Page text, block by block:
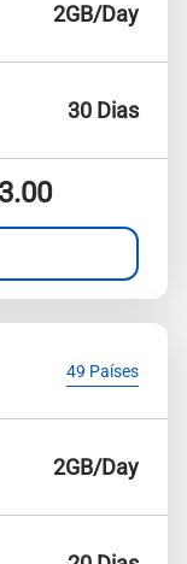
2GB/Day
30 Dias
49 Países
2GB/Day